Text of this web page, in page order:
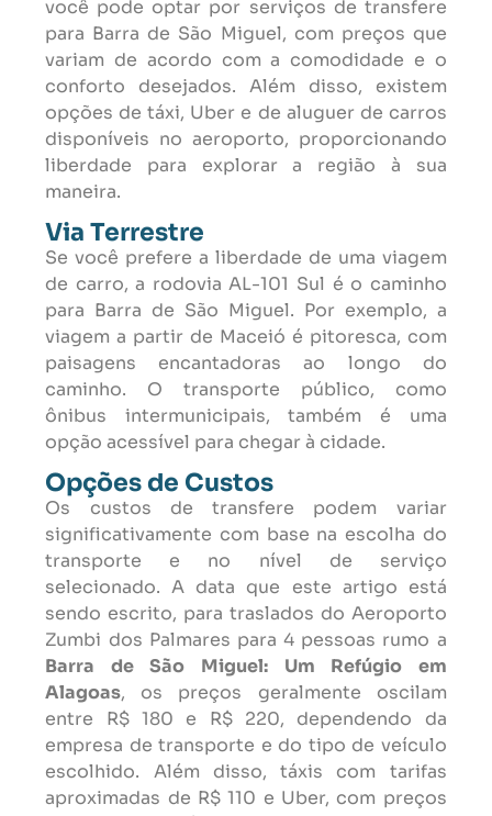
você pode optar por serviços de transfere
para Barra de São Miguel, com preços que
variam de acordo com a comodidade e o
conforto desejados. Além disso, existem
opções de táxi, Uber e de aluguer de carros
disponíveis no aeroporto, proporcionando
liberdade para explorar a região à sua
maneira.
Via Terrestre
Se você prefere a liberdade de uma viagem
de carro, a rodovia AL-101 Sul é o caminho
para Barra de São Miguel. Por exemplo, a
viagem a partir de Maceió é pitoresca, com
paisagens encantadoras ao longo do
caminho. O transporte público, como
ônibus intermunicipais, também é uma
opção acessível para chegar à cidade.
Opções de Custos
Os custos de transfere podem variar
significativamente com base na escolha do
transporte e no nível de serviço
selecionado. A data que este artigo está
sendo escrito, para traslados do Aeroporto
Zumbi dos Palmares para 4 pessoas rumo a
Barra de São Miguel: Um Refúgio em
Alagoas, os preços geralmente oscilam
entre R$ 180 e R$ 220, dependendo da
empresa de transporte e do tipo de veículo
escolhido. Além disso, táxis com tarifas
aproximadas de R$ 110 e Uber, com preços